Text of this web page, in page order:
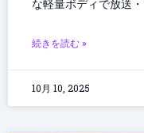
な軽量ボディで放送
続きを読む »
10月 10, 2025